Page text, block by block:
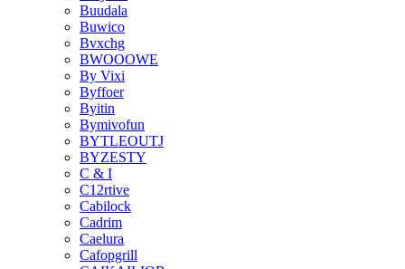
Buudala
Buwico
Bvxchg
BWOOOWE
By Vixi
Byffoer
Byitin
Bymivofun
BYTLEOUTJ
BYZESTY
C & I
C12rtive
Cabilock
Cadrim
Caelura
Cafopgrill